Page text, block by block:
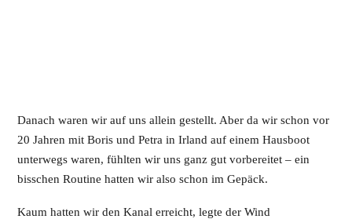
Danach waren wir auf uns allein gestellt. Aber da wir schon vor
20 Jahren mit Boris und Petra in Irland auf einem Hausboot
unterwegs waren, fühlten wir uns ganz gut vorbereitet – ein
bisschen Routine hatten wir also schon im Gepäck.
Kaum hatten wir den Kanal erreicht, legte der Wind